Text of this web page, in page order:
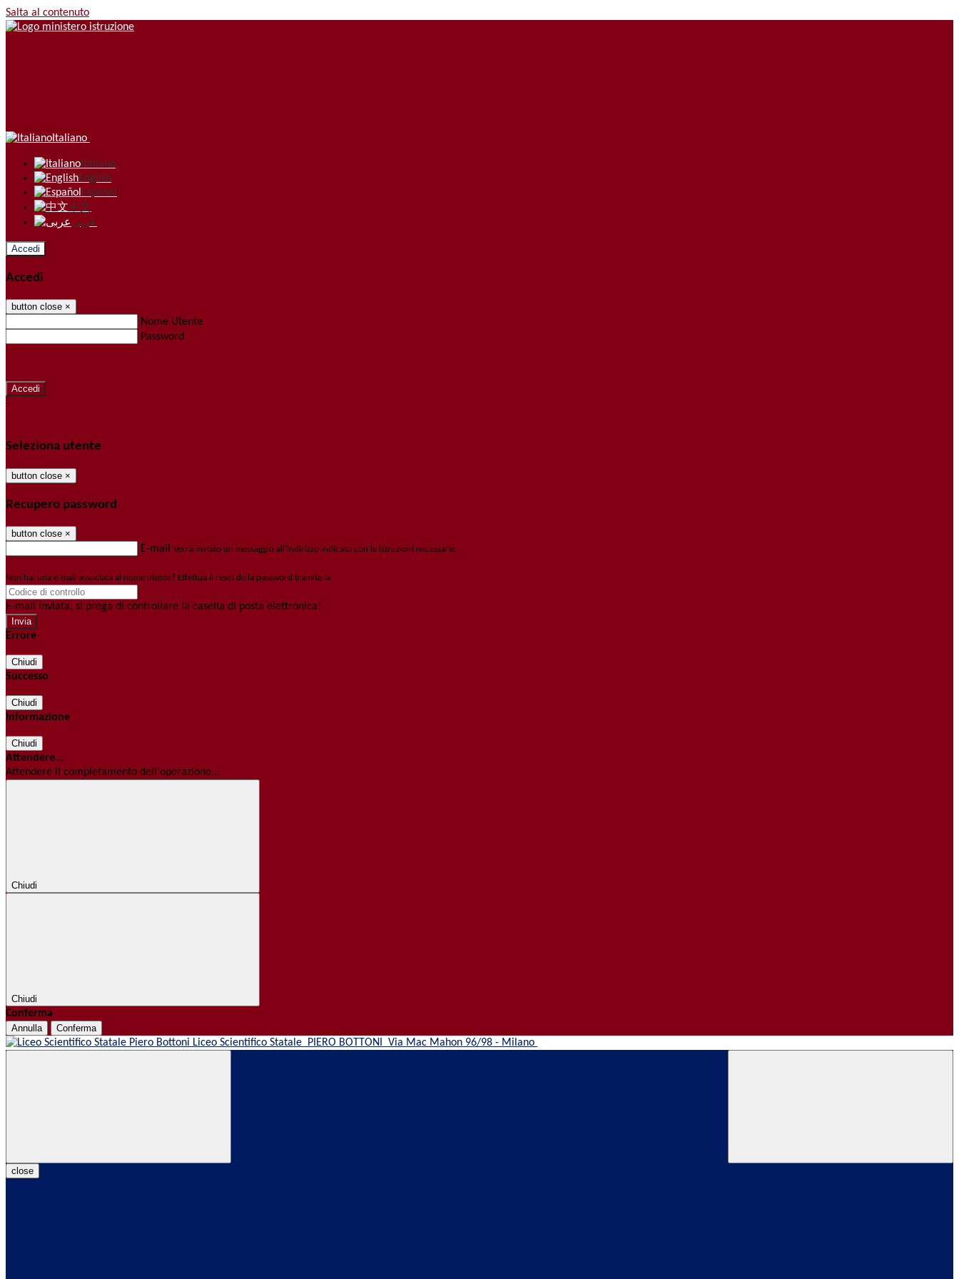
Salta al contenuto
Italiano
Italiano
English
Español
中文
عربى
Accedi
Accedi
button close ×
Nome Utente
Password
-
Seleziona utente
button close ×
Recupero password
button close ×
E-mail Verrà inviato un messaggio all'indirizzo indicato con le istruzioni necessarie.
Non hai una e-mail associata al nome utente? Effettua il reset della password tramite la
E-mail inviata, si prega di controllare la casella di posta elettronica!
Errore
Chiudi
Successo
Chiudi
Informazione
Chiudi
Attendere...
Attendere il completamento dell'operazione...
Chiudi
Chiudi
Conferma
Annulla Conferma
Liceo Scientifico Statale PIERO BOTTONI Via Mac Mahon 96/98 - Milano
close